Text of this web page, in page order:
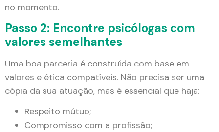
no momento.
Passo 2: Encontre psicólogas com
valores semelhantes
Uma boa parceria é construída com base em
valores e ética compatíveis. Não precisa ser uma
cópia da sua atuação, mas é essencial que haja:
Respeito mútuo;
Compromisso com a profissão;